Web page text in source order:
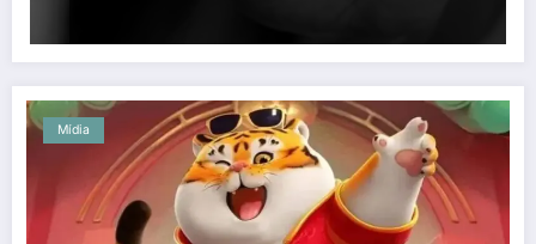
Mídia